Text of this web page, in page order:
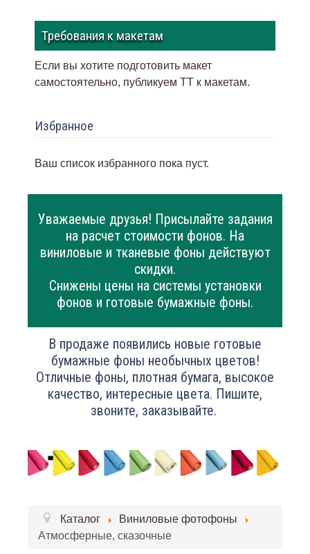
Требования к макетам
Если вы хотите подготовить макет
самостоятельно, публикуем ТТ к макетам.
Избранное
Ваш список избранного пока пуст.
Уважаемые друзья! Присылайте задания
на расчет стоимости фонов. На
виниловые и тканевые фоны действуют
скидки.
Снижены цены на системы установки
фонов и готовые бумажные фоны.
В продаже появились новые готовые
бумажные фоны необычных цветов!
Отличные фоны, плотная бумага, высокое
качество, интересные цвета. Пишите,
звоните, заказывайте.
Каталог
Виниловые фотофоны
Атмосферные, сказочные